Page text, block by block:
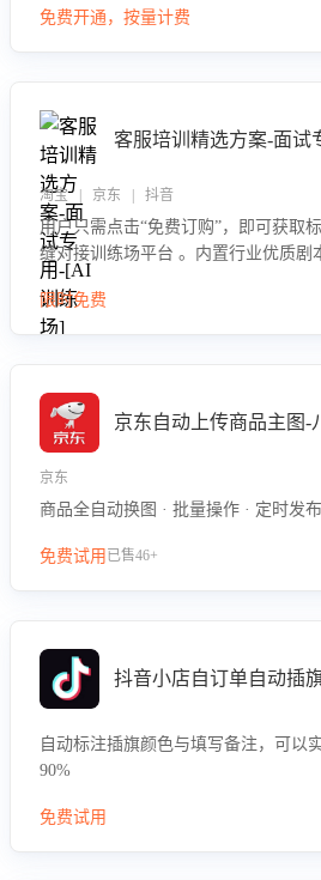
低退款率，提升售后效率。
免费开通，按量计费
客服培训精选方案-面试
淘宝 | 京东 | 抖音
用户只需点击“免费订购”，即可获取
缝对接训练场平台 。内置行业优质剧
售后处理等全场景，消除复杂部署流
间，助力企业快速启动智能客服训练
限时免费
京东自动上传商品主图-
京东
商品全自动换图 · 批量操作 · 定时发布
免费试用 已售46+
抖音小店自订单自动插
自动标注插旗颜色与填写备注，可以
90%
免费试用